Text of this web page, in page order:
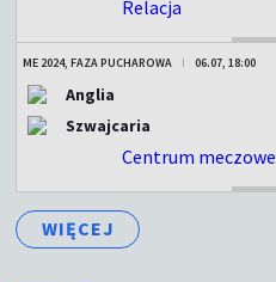
Relacja
ME 2024, FAZA PUCHAROWA 06.07, 18:00
Anglia
Szwajcaria
Centrum meczowe
WIĘCEJ